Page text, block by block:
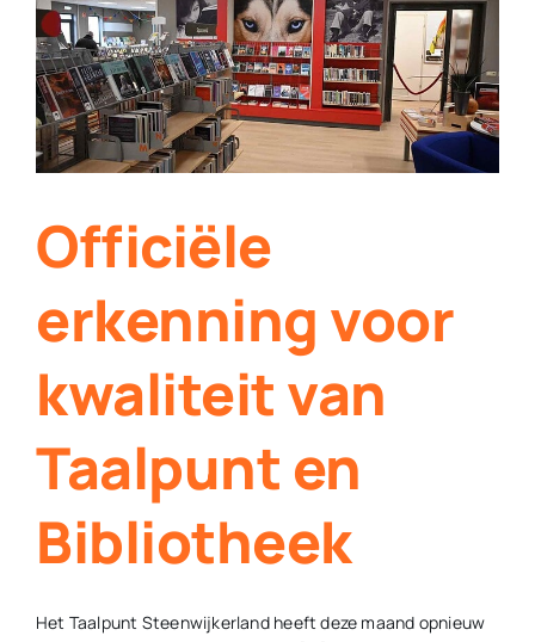
Contact
Plaats je eigen nieuws
Officiële
erkenning voor
kwaliteit van
Taalpunt en
Bibliotheek
Het Taalpunt Steenwijkerland heeft deze maand opnieuw